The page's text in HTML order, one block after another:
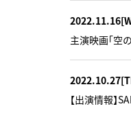
2022.11.16
主演映画「空
2022.10.27
【出演情報】